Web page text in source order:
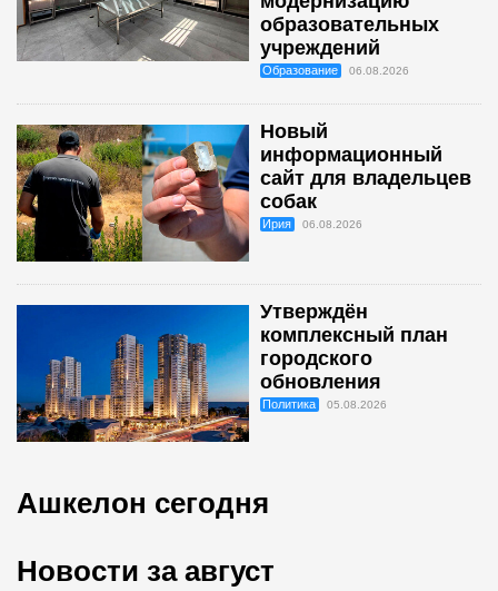
образовательных
учреждений
Образование 06.08.2026
Новый
информационный
сайт для владельцев
собак
Ирия 06.08.2026
Утверждён
комплексный план
городского
обновления
Политика 05.08.2026
Ашкелон сегодня
Новости за август